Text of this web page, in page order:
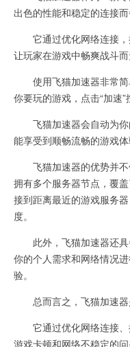
出色的性能和稳定的连接而
它通过优化网络连接，
让玩家在游戏中畅爽战斗
使用飞猫加速器非常简
你要玩的游戏，点击“加速”
飞猫加速器会自动为你
能享受到顺畅流畅的游戏体
飞猫加速器的优势并不
拥有多个服务器节点，覆
接到距离最近的游戏服务
度。
此外，飞猫加速器还具
你的个人需求和网络情况
验。
总而言之，飞猫加速器
它通过优化网络连接、
游戏卡顿和网络不稳定的